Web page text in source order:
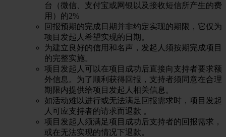
台（微信、支付宝或网银以及接收短信所产生的费
用）的2%
回报预期的完成日期并非约定实现的期限，它仅为
项目发起人希望实现的日期。
为建立良好的信用和名声，发起人须按期完成项目
的完整实施。
项目发起人可以在项目成功后直接向支持者要求额
外信息。为了顺利获得回报，支持者须同意在合理
期限内提供给项目发起人相关信息。
如活动难以进行或无法满足回报需求时，项目发起
人可应支持者的请求而退款 。
项目发起人须满足项目成功后支持者的回报需求，
或在无法实现的情况下退款。